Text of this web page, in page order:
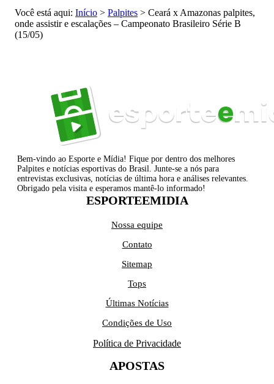
Você está aqui: Início > Palpites > Ceará x Amazonas palpites,
onde assistir e escalações – Campeonato Brasileiro Série B
(15/05)
Bem-vindo ao Esporte e Mídia! Fique por dentro dos melhores
Palpites e notícias esportivas do Brasil. Junte-se a nós para
entrevistas exclusivas, notícias de última hora e análises relevantes.
Obrigado pela visita e esperamos mantê-lo informado!
ESPORTEEMIDIA
Nossa equipe
Contato
Sitemap
Tops
Últimas Notícias
Condições de Uso
Política de Privacidade
APOSTAS